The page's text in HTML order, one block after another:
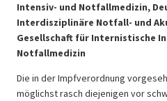
Intensiv- und Notfallmedizin,
Interdisziplinäre Notfall- und
Gesellschaft für Internistische
Notfallmedizin
Die in der Impfverordnung
möglichst rasch diejenigen vor